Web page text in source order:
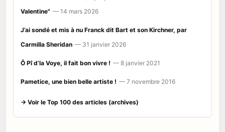
Valentine" — 14 mars 2026
J’ai sondé et mis à nu Franck dit Bart et son Kirchner, par
Carmilla Sheridan — 31 janvier 2026
Ô Pî d’la Voye, il fait bon vivre ! — 8 janvier 2021
Pametice, une bien belle artiste ! — 7 novembre 2016
→ Voir le Top 100 des articles (archives)